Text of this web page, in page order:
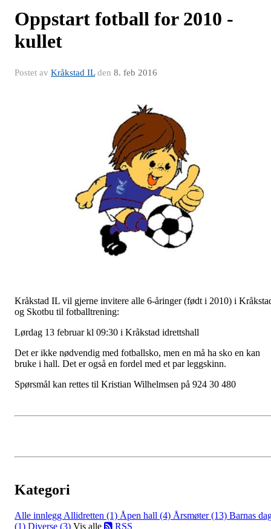
Oppstart fotball for 2010 -
kullet
Postet av Kråkstad ILden 8. feb 2016
Kråkstad IL vil gjerne invitere alle 6-åringer (født i 2010) i
og Skotbu til fotballtrening:
Lørdag 13 februar kl 09:30 i Kråkstad idrettshall
Det er ikke nødvendig med fotballsko, men en må ha sko en kan
bruke i hall. Det er også en fordel med et par leggskinn.
Spørsmål kan rettes til Kristian Wilhelmsen på 924 30 480
Kategori
Alle innlegg Allidretten (1) Åpen hall (4) Årsmøter (13) Barnas
(1) Diverse (3) Vis alle RSS